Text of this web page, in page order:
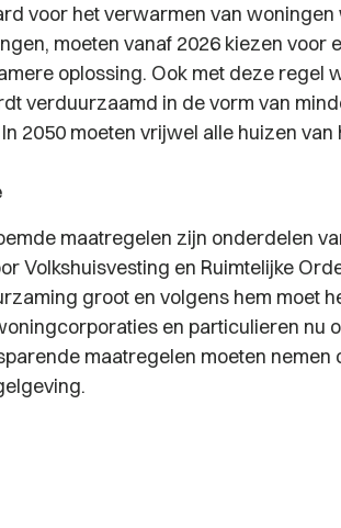
voor het verwarmen van
moeten vanaf 2026 kiezen voor
oplossing. Ook met deze regel
verduurzaamd in de vorm van
2050 moeten vrijwel alle huizen
maatregelen zijn onderdelen
Volkshuisvesting en Ruimtelijke
groot en volgens hem moet
en particulieren nu
maatregelen moeten nemen